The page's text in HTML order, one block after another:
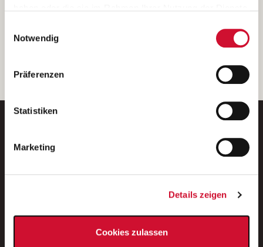
Wenn Sie auf „Cookies zulassen“ klicken, so stimmen
Sie der Speicherung sämtlicher Cookies zu. Sie können
Ihre Einwilligung selbstverständlich jederzeit widerrufen,
indem Sie die Cookie-Einstellungen aufrufen und diese
unserer
Notwendig
Präferenzen
Statistiken
Marketing
Details zeigen
Cookies zulassen
Weitere Details können Sie der
entnehmen.
E-Mail-Adresse eintragen